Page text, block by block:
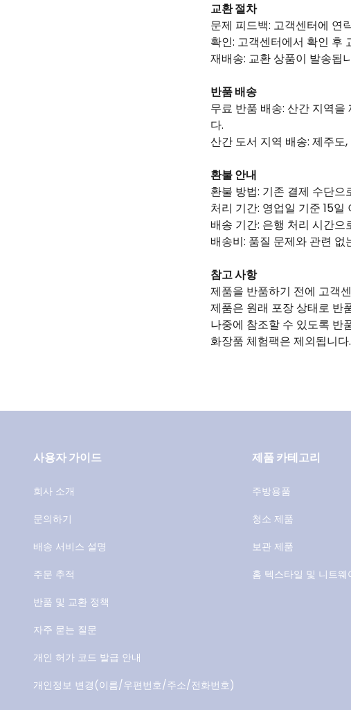
교환 절차
문제 피드백: 고객센터에 연
확인: 고객센터에서 확인 후
재배송: 교환 상품이 발송됩
반품 배송
무료 반품 배송: 산간 지역
다.
산간 도서 지역 배송: 제주
환불 안내
환불 방법: 기존 결제 수단으
처리 기간: 영업일 기준 15일
배송 기간: 은행 처리 시간
배송비: 품질 문제와 관련
참고 사항
제품을 반품하기 전에 고객
제품은 원래 포장 상태로 반
나중에 참조할 수 있도록 반
화장품 체험팩은 제외됩니다.
사용자 가이드
회사 소개
문의하기
배송 서비스 설명
주문 추적
반품 및 교환 정책
자주 묻는 질문
개인 허가 코드 발급 안내
개인정보 변경(이름/우편번호/주소/전화번호)
제품 카테고리
주방용품
청소 제품
보관 제품
홈 텍스타일 및 니트웨